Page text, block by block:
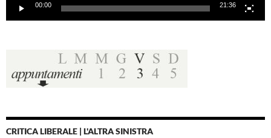
00:00 21:36
CRITICA LIBERALE | L'ALTRA SINISTRA